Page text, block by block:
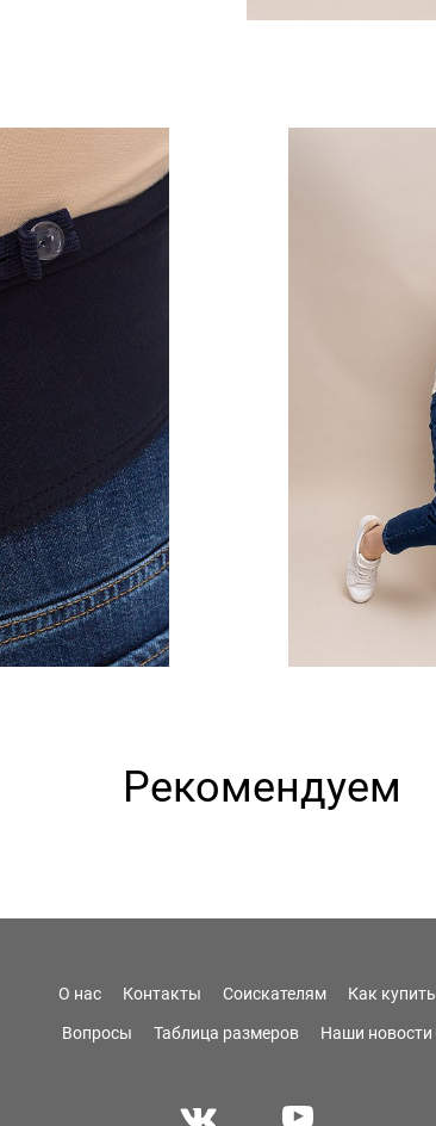
Рекомендуем
О нас Контакты Соискателям Как купить
Вопросы Таблица размеров Наши новости